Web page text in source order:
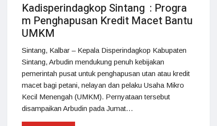
Kadisperindagkop Sintang : Progra
m Penghapusan Kredit Macet Bantu
UMKM
Sintang, Kalbar – Kepala Disperindagkop Kabupaten
Sintang, Arbudin mendukung penuh kebijakan
pemerintah pusat untuk penghapusan utan atau kredit
macet bagi petani, nelayan dan pelaku Usaha Mikro
Kecil Menengah (UMKM). Pernyataan tersebut
disampaikan Arbudin pada Jumat…